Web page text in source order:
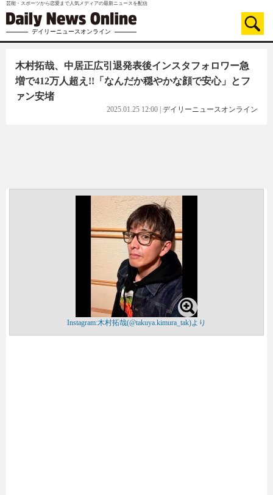
芸能・スポーツから恋愛まで人気メディアの最新ニュースを配信
デイリーニュースオンライン
木村拓哉、中居正広引退発表後インスタフォロワー急
増で412万人超え!!「なんだか穏やかな顔で安心」とフ
ァン安堵
2025.01.25 12:00 デイリーニュースオンライン
Instagram:木村拓哉(@takuya.kimura_tak)より